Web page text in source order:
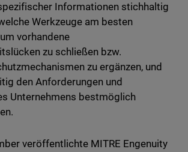
Informationen stichhaltig
Werkzeuge am besten
vorhandene
zu schließen bzw.
zu ergänzen, und
den Anforderungen und
Unternehmens bestmöglich
veröffentlichte MITRE Engenuity